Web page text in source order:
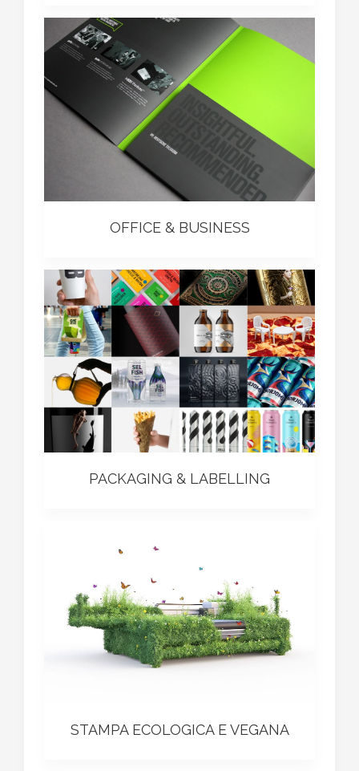
OFFICE & BUSINESS
PACKAGING & LABELLING
STAMPA ECOLOGICA E VEGANA